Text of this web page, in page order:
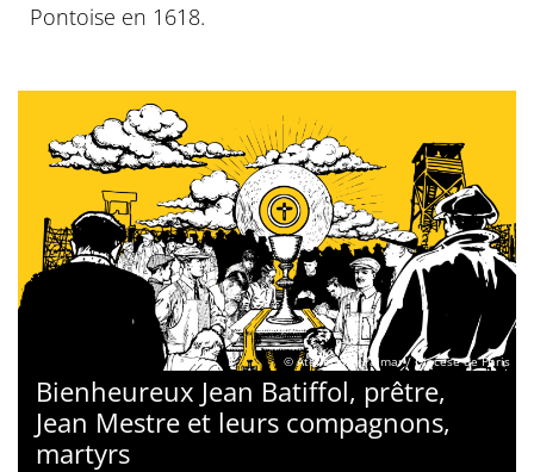
Pontoise en 1618.
© Atelier des Palmar / Diocèse de Paris
Bienheureux Jean Batiffol, prêtre,
Jean Mestre et leurs compagnons,
martyrs